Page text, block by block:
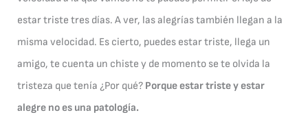
estar triste tres días. A ver, las alegrías también llegan a la
misma velocidad. Es cierto, puedes estar triste, llega un
amigo, te cuenta un chiste y de momento se te olvida la
tristeza que tenía ¿Por qué? Porque estar triste y estar
alegre no es una patología.